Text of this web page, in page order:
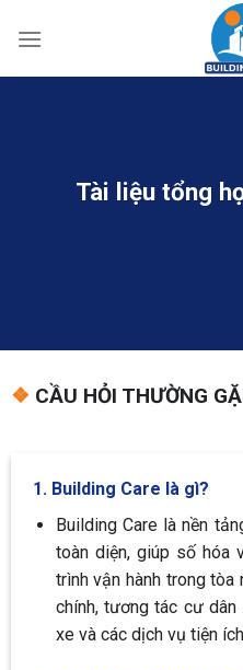
Tài liệu tổng
❖CẦU HỎI THƯỜNG
1. Building Care là gì?
Building Care là nền
toàn diện, giúp số hóa
trình vận hành trong
chính, tương tác cư
xe và các dịch vụ tiện